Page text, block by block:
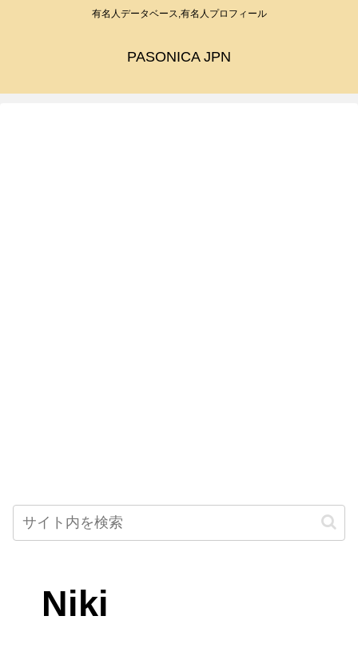
有名人データベース,有名人プロフィール
PASONICA JPN
Niki